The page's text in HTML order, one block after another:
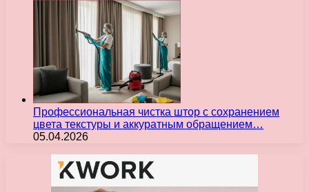
Профессиональная чистка штор с сохранением
цвета текстуры и аккуратным обращением…
05.04.2026